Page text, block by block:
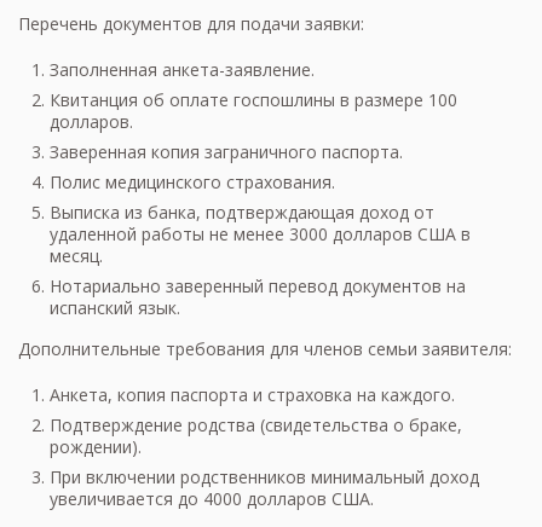
Перечень документов для подачи заявки:
Заполненная анкета-заявление.
Квитанция об оплате госпошлины в размере 100
долларов.
Заверенная копия заграничного паспорта.
Полис медицинского страхования.
Выписка из банка, подтверждающая доход от
удаленной работы не менее 3000 долларов США в
месяц.
Нотариально заверенный перевод документов на
испанский язык.
Дополнительные требования для членов семьи заявителя:
Анкета, копия паспорта и страховка на каждого.
Подтверждение родства (свидетельства о браке,
рождении).
При включении родственников минимальный доход
увеличивается до 4000 долларов США.